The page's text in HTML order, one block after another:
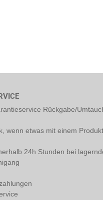
Rückgabe/
wenn etwas mit einem
24h Stunden bei